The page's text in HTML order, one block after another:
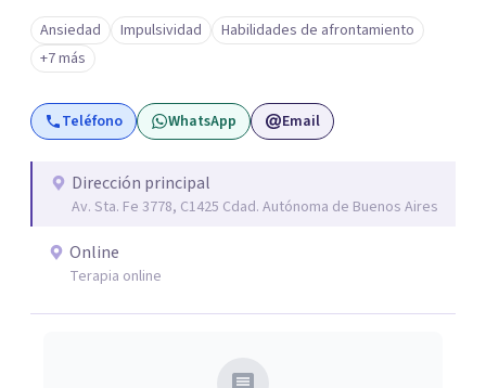
presencial como la modalidad online. Busco poder
acompañarte en tu proyecto de vida, de
autoconocimiento, autoestima, bienestar y amor propio.
Mi objetivo es poder ayudarte a conocer tus emociones
desde una estabilidad emocional para lograr una
Lic. Ricardo L.M. Boucherie, quien posee una orientación
Sistémica, Cognitivo Conductual y Psicoanálisis
Ansiedad Impulsividad
Habilidades de afrontamiento
+7 más
Teléfono WhatsApp Email
Dirección principal
Av. Sta. Fe 3778, C1425 Cdad. Autónoma de Buenos Aires
Online
Terapia online